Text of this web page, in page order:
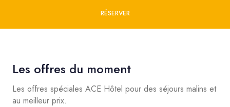
RÉSERVER
Les offres du moment
Les offres spéciales ACE Hôtel pour des séjours malins et
au meilleur prix.